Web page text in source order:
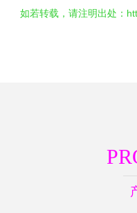
如若转载，请注明出处：